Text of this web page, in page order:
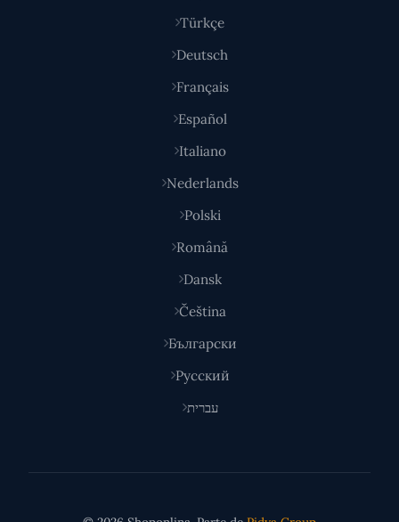
Türkçe
Deutsch
Français
Español
Italiano
Nederlands
Polski
Română
Dansk
Čeština
Български
Русский
עברית